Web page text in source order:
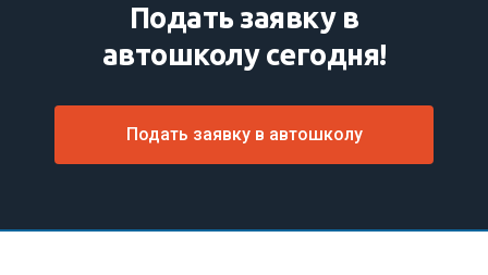
Подать заявку в
автошколу сегодня!
Подать заявку в автошколу